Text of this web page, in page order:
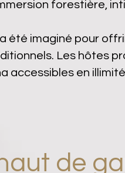
forestière,
été imaginé pour
Les hôtes
accessibles en
de